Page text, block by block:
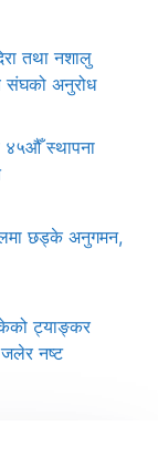
तथा नशालु
संघको अनुरोध
४५औँ स्थापना
छड्के अनुगमन,
ट्याङ्कर
जलेर नष्ट